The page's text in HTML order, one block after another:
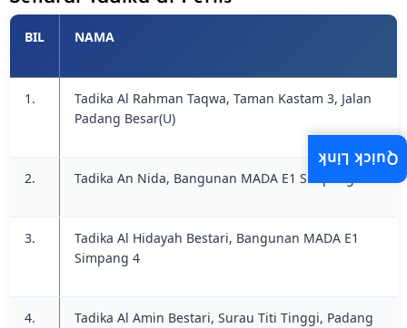
BIL NAMA
1.
Tadika Al Rahman Taqwa, Taman Kastam 3, Jalan
Padang Besar(U)
2. Tadika An Nida, Bangunan MADA E1 Simpang 4
3.
Tadika Al Hidayah Bestari, Bangunan MADA E1
Simpang 4
4.
Tadika Al Amin Bestari, Surau Titi Tinggi, Padang
Quick Link